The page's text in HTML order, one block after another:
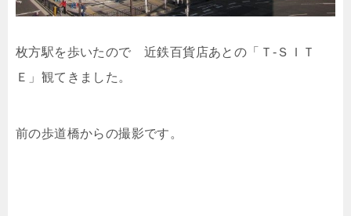
枚方駅を歩いたので 近鉄百貨店あとの「Ｔ-ＳＩＴ
Ｅ」観てきました。
前の歩道橋からの撮影です。